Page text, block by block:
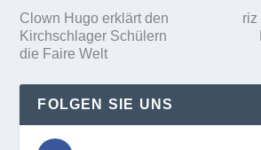
Clown Hugo erklärt den
Kirchschlager Schülern
die Faire Welt
riz
FOLGEN SIE UNS